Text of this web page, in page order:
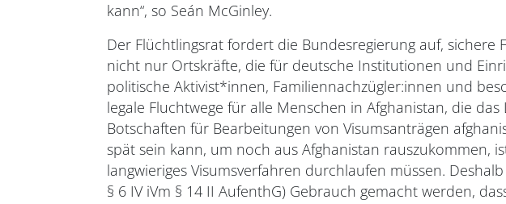
kann“, so Seán McGinley.
Der Flüchtlingsrat fordert die Bundesregierung auf,
nicht nur Ortskräfte, die für deutsche Institutionen und
politische Aktivist*innen, Familiennachzügler:innen und
legale Fluchtwege für alle Menschen in Afghanistan, die
Botschaften für Bearbeitungen von Visumsanträgen
spät sein kann, um noch aus Afghanistan rauszukommen,
langwieriges Visumsverfahren durchlaufen müssen.
§ 6 IV iVm § 14 II AufenthG) Gebrauch gemacht werden,